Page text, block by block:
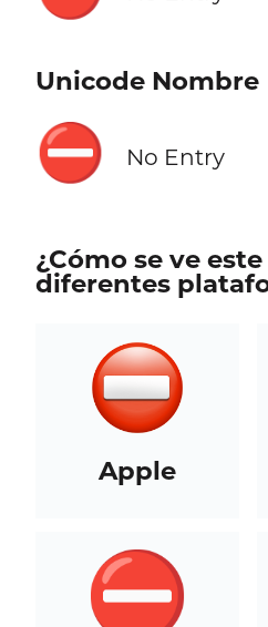
Unicode Nombre
⛔ No Entry
¿Cómo se ve
diferentes
Apple